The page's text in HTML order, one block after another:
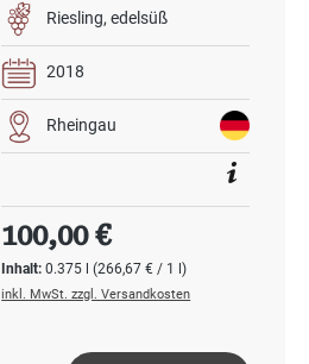
Riesling edelsüß
2018
Rheingau
Inhalt:0.375 l(266,67 € / 1 l)
Regulärer Preis:
100,00 €
inkl. MwSt. zzgl. Versandkosten